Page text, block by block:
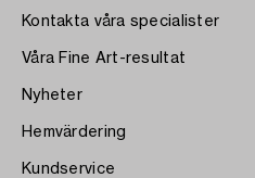
Kontakta våra specialister
Våra Fine Art-resultat
Nyheter
Hemvärdering
Kundservice